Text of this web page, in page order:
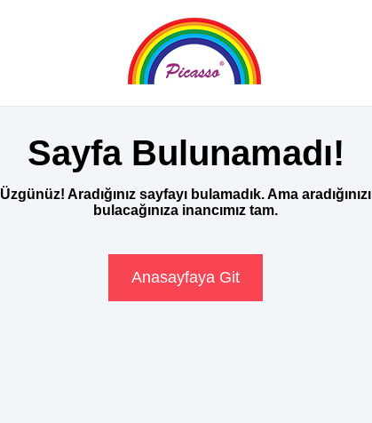
Sayfa Bulunamadı!
Üzgünüz! Aradığınız sayfayı bulamadık. Ama aradığınızı
bulacağınıza inancımız tam.
Anasayfaya Git